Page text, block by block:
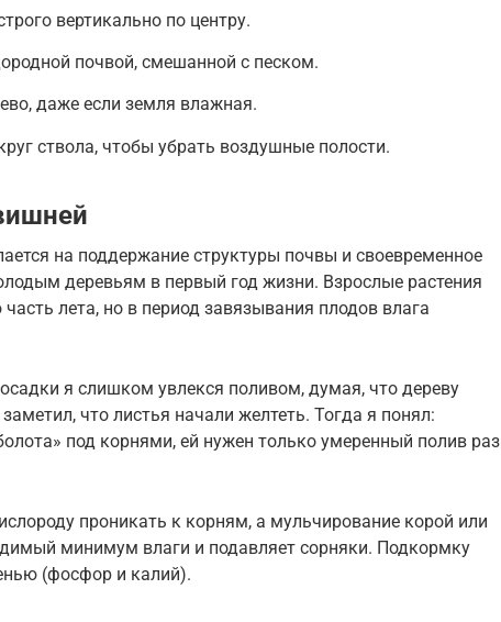
вертикально по центру.
почвой, смешанной с песком.
даже если земля влажная.
ствола, чтобы убрать воздушные полости.
на поддержание структуры почвы и своевременное
деревьям в первый год жизни. Взрослые растения
лета, но в период завязывания плодов влага
я слишком увлекся поливом, думая, что дереву
что листья начали желтеть. Тогда я понял:
под корнями, ей нужен только умеренный полив раз
проникать к корням, а мульчирование корой или
минимум влаги и подавляет сорняки. Подкормку
(фосфор и калий).